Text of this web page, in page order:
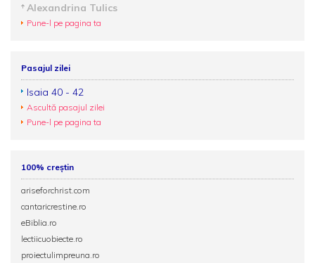
Alexandrina Tulics
Pune-l pe pagina ta
Pasajul zilei
Isaia 40 - 42
Ascultă pasajul zilei
Pune-l pe pagina ta
100% creștin
ariseforchrist.com
cantaricrestine.ro
eBiblia.ro
lectiicuobiecte.ro
proiectulimpreuna.ro